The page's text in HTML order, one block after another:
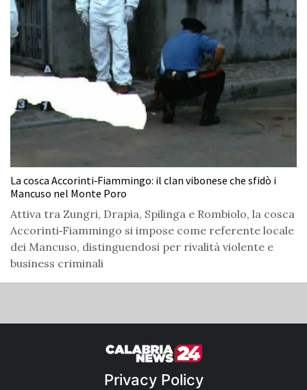
La cosca Accorinti‑Fiammingo: il clan vibonese che sfidò i
Mancuso nel Monte Poro
Attiva tra Zungri, Drapia, Spilinga e Rombiolo, la cosca
Accorinti‑Fiammingo si impose come referente locale
dei Mancuso, distinguendosi per rivalità violente e
business criminali
Privacy Policy